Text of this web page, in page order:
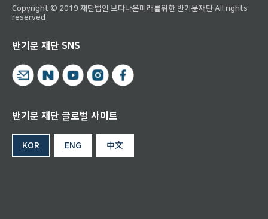
Copyright © 2019 재단법인 보다나은미래를위한 반기문재단 All rights
reserved.
반기문 재단 SNS
반기문 재단 글로벌 사이트
KOR ENG 中文